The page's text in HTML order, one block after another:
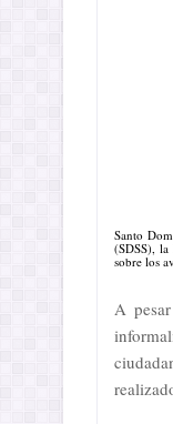
Santo
(SDSS),
sobre los
A